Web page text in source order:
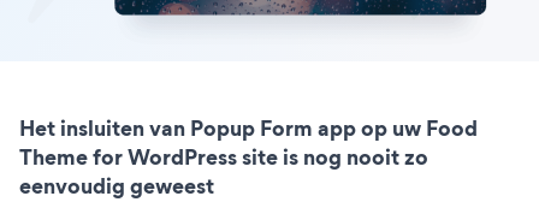
Het insluiten van Popup Form app op uw Food
Theme for WordPress site is nog nooit zo
eenvoudig geweest